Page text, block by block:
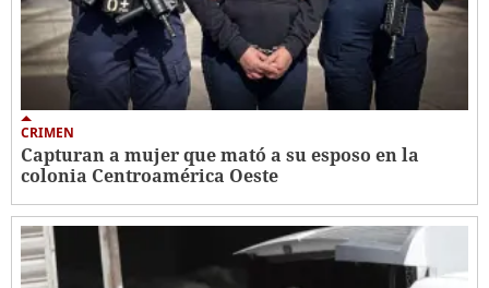
CRIMEN
Capturan a mujer que mató a su esposo en la
colonia Centroamérica Oeste